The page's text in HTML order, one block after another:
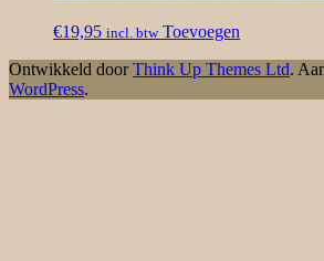
€19,95 incl. btw Toevoegen
Ontwikkeld doorThink Up Themes Ltd.
WordPress.